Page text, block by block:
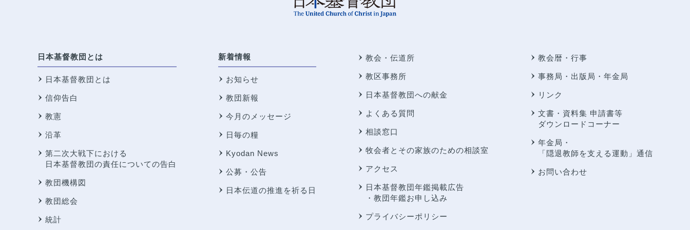
日本基督教団とは
日本基督教団とは
信仰告白
教憲
沿革
第二次大戦下における
日本基督教団の責任についての告白
教団機構図
教団総会
統計
新着情報
お知らせ
教団新報
今月のメッセージ
日毎の糧
Kyodan News
公募・公告
日本伝道の推進を祈る日
教会・伝道所
教区事務所
日本基督教団への献金
よくある質問
相談窓口
牧会者とその家族のための相談室
アクセス
日本基督教団年鑑掲載広告
・教団年鑑お申し込み
プライバシーポリシー
教会暦・行事
事務局・出版局・年金局
リンク
文書・資料集 申請書等
ダウンロードコーナー
年金局・
「隠退教師を支える運動」通信
お問い合わせ